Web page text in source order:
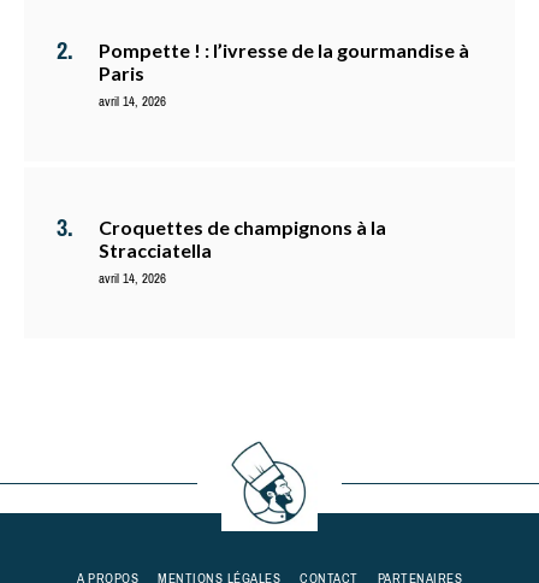
Pompette ! : l’ivresse de la gourmandise à
Paris
avril 14, 2026
Croquettes de champignons à la
Stracciatella
avril 14, 2026